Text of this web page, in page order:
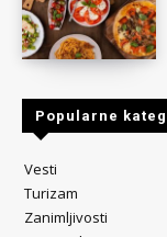
Popularne
Vesti
Turizam
Zanimljivosti